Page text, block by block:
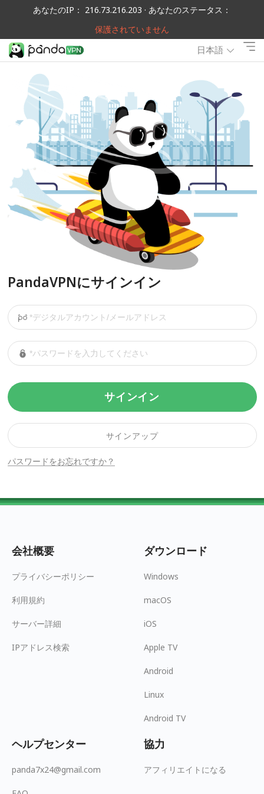
あなたのIP： 216.73.216.203 · あなたのステータス：
保護されていません
日本語
PandaVPNにサインイン
サインイン
パスワードをお忘れですか？
サインアップ
会社概要
プライバシーポリシー
利用規約
サーバー詳細
IPアドレス検索
ダウンロード
Windows
macOS
iOS
Apple TV
Android
Linux
Android TV
ヘルプセンター
panda7x24@gmail.com
協力
アフィリエイトになる